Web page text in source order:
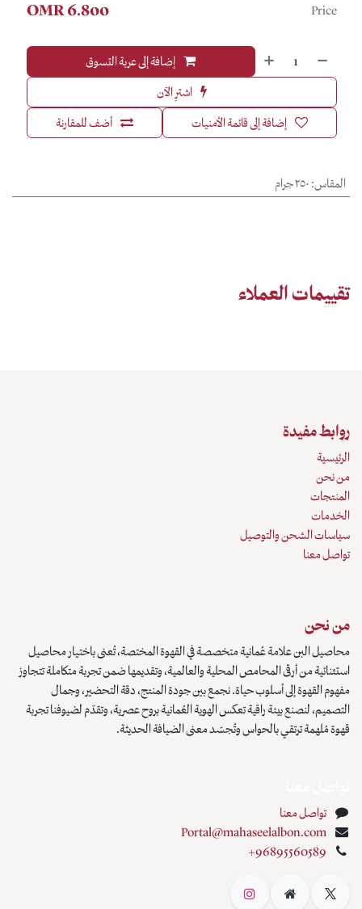
إضافة إلى عربة التسوق
اشترِ الآن
أضف للمقارنة إضافة إلى قائمة الأمنيات
Price
6.800
المقاس: ٢٥٠ جرام
تقييمات العملاء
روابط مفيدة
الرئيسية
من نحن
المنتجات
الخدمات
سياسات الشحن والتوصيل
تواصل معنا
من نحن
محاصيل البن علامة عُمانية متخصصة في القهوة المختصة، تُعنى باختيار محاصيل
استثنائية من أرقى المحامص المحلية والعالمية، وتقديمها ضمن تجربة متكاملة تتجاوز
مفهوم القهوة إلى أسلوب حياة. نجمع بين جودة المنتج، دقة التحضير، وجمال
التصميم، لنصنع بيئة راقية تعكس الهوية العُمانية بروح عصرية، وتقدّم لضيوفنا تجربة
قهوة مُلهمة ترتقي بالحواس وتُجسّد معنى الضيافة الحديثة.
تواصل معنا
Portal@mahaseelalbon.com
+96895560589